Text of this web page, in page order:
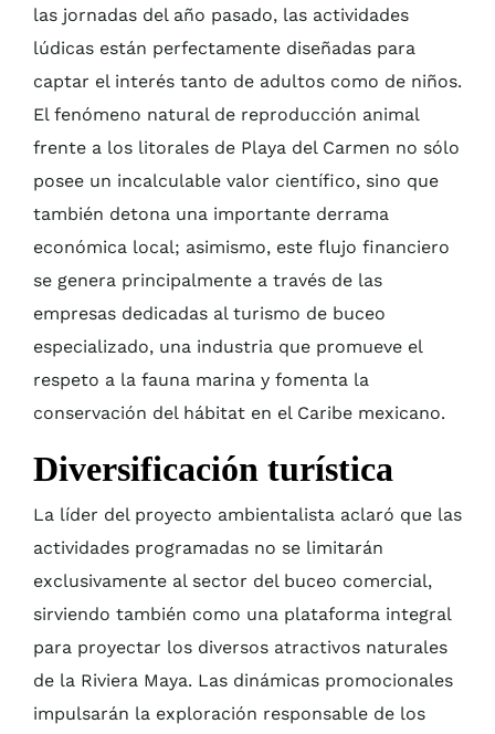
las jornadas del año pasado, las actividades
lúdicas están perfectamente diseñadas para
captar el interés tanto de adultos como de niños.
El fenómeno natural de reproducción animal
frente a los litorales de Playa del Carmen no sólo
posee un incalculable valor científico, sino que
también detona una importante derrama
económica local; asimismo, este flujo financiero
se genera principalmente a través de las
empresas dedicadas al turismo de buceo
especializado, una industria que promueve el
respeto a la fauna marina y fomenta la
conservación del hábitat en el Caribe mexicano.
Diversificación turística
La líder del proyecto ambientalista aclaró que las
actividades programadas no se limitarán
exclusivamente al sector del buceo comercial,
sirviendo también como una plataforma integral
para proyectar los diversos atractivos naturales
de la Riviera Maya. Las dinámicas promocionales
impulsarán la exploración responsable de los